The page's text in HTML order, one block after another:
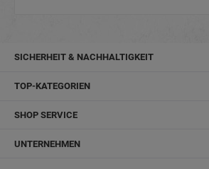
SICHERHEIT & NACHHALTIGKEIT
TOP-KATEGORIEN
SHOP SERVICE
UNTERNEHMEN